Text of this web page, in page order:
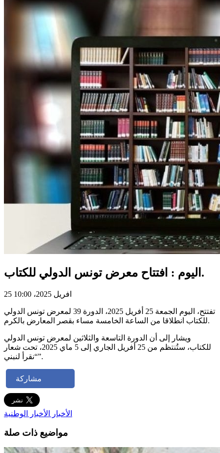
اليوم : افتتاح معرض تونس الدولي للكتاب.
25 افريل 2025، 10:00
تفتتح، اليوم الجمعة 25 أفريل 2025، الدورة 39 لمعرض تونس الدولي
للكتاب انطلاقا من الساعة الخامسة مساء بقصر المعارض بالكرم.
ويشار إلى أن الدورة التاسعة والثلاثين لمعرض تونس الدولي
للكتاب، ستُنتظم من 25 أفريل الجاري إلى 5 ماي 2025، تحت شعار
“نقرأ لنبني”.
مشاركة
الأخبار الأخبار الوطنية
مواضيع ذات صلة